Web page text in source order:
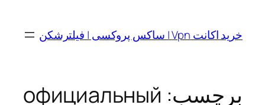
محتواخرید اکانت Vpn | ساکس پروکسی | فیلترشکن
برچسب: официальный